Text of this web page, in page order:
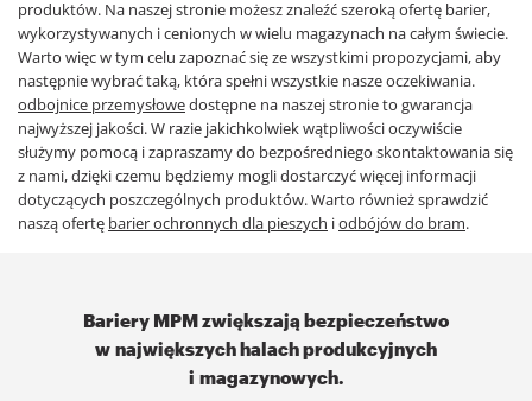
produktów. Na naszej stronie możesz znaleźć szeroką ofertę barier,
wykorzystywanych i cenionych w wielu magazynach na całym świecie.
Warto więc w tym celu zapoznać się ze wszystkimi propozycjami, aby
następnie wybrać taką, która spełni wszystkie nasze oczekiwania.
odbojnice przemysłowedostępne na naszej stronie to gwarancja
najwyższej jakości. W razie jakichkolwiek wątpliwości oczywiście
służymy pomocą i zapraszamy do bezpośredniego skontaktowania się
z nami, dzięki czemu będziemy mogli dostarczyć więcej informacji
dotyczących poszczególnych produktów. Warto również sprawdzić
naszą ofertę barier ochronnych dla pieszych iodbójów do bram.
Bariery MPM zwiększają bezpieczeństwo
w największych halach produkcyjnych
i magazynowych.